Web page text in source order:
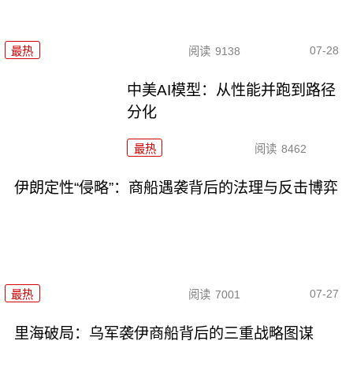
最热 阅读 9138 07-28
中美AI模型：从性能并跑到路径
分化
最热 阅读 8462
伊朗定性“侵略”：商船遇袭背后的法理与反击博弈
最热 阅读 7001 07-27
里海破局：乌军袭伊商船背后的三重战略图谋